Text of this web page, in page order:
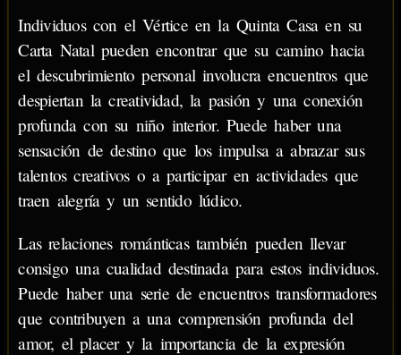
Individuos con el Vértice en la Quinta Casa en su
Carta Natal pueden encontrar que su camino hacia
el descubrimiento personal involucra encuentros que
despiertan la creatividad, la pasión y una conexión
profunda con su niño interior. Puede haber una
sensación de destino que los impulsa a abrazar sus
talentos creativos o a participar en actividades que
traen alegría y un sentido lúdico.
Las relaciones románticas también pueden llevar
consigo una cualidad destinada para estos individuos.
Puede haber una serie de encuentros transformadores
que contribuyen a una comprensión profunda del
amor, el placer y la importancia de la expresión